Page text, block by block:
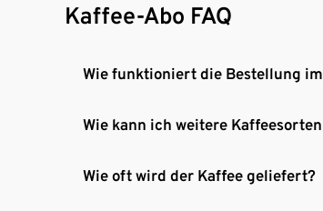
Kaffee-Abo FAQ
Wie funktioniert die Bestellung
Wie kann ich weitere
Wie oft wird der Kaffee geliefert?